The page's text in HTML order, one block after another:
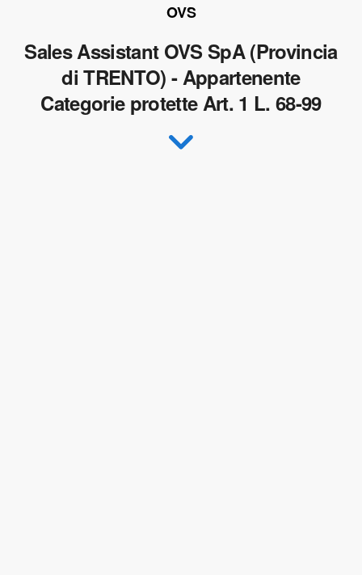
OVS
Sales Assistant OVS SpA (Provincia
di TRENTO) - Appartenente
Categorie protette Art. 1 L. 68-99